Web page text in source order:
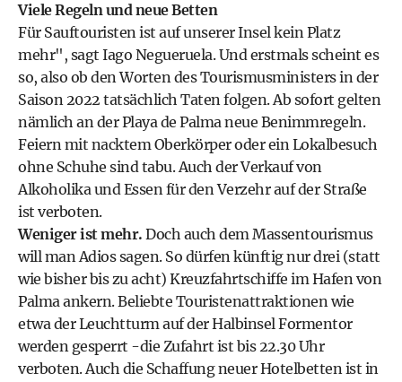
Viele Regeln und neue Betten
Für Sauftouristen ist auf unserer Insel kein Platz
mehr", sagt Iago Negueruela. Und erstmals scheint es
so, also ob den Worten des Tourismusministers in der
Saison 2022 tatsächlich Taten folgen. Ab sofort gelten
nämlich an der Playa de Palma neue Benimmregeln.
Feiern mit nacktem Oberkörper oder ein Lokalbesuch
ohne Schuhe sind tabu. Auch der Verkauf von
Alkoholika und Essen für den Verzehr auf der Straße
ist verboten.
Weniger ist mehr. Doch auch dem Massentourismus
will man Adios sagen. So dürfen künftig nur drei (statt
wie bisher bis zu acht) Kreuzfahrtschiffe im Hafen von
Palma ankern. Beliebte Touristenattraktionen wie
etwa der Leuchtturm auf der Halbinsel Formentor
werden gesperrt -die Zufahrt ist bis 22.30 Uhr
verboten. Auch die Schaffung neuer Hotelbetten ist in